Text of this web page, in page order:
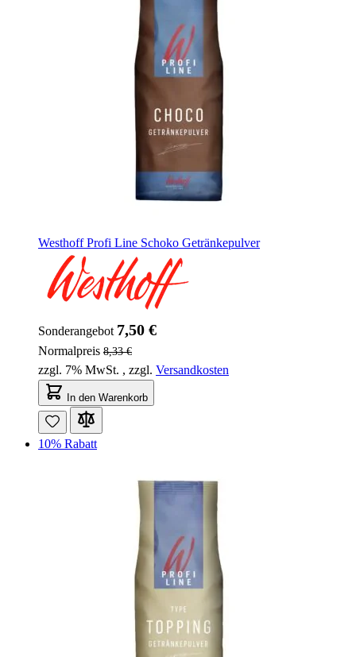
Westhoff Profi Line Schoko Getränkepulver
Sonderangebot 7,50 €
Normalpreis 8,33 €
zzgl. 7% MwSt. , zzgl. Versandkosten
In den Warenkorb
10% Rabatt